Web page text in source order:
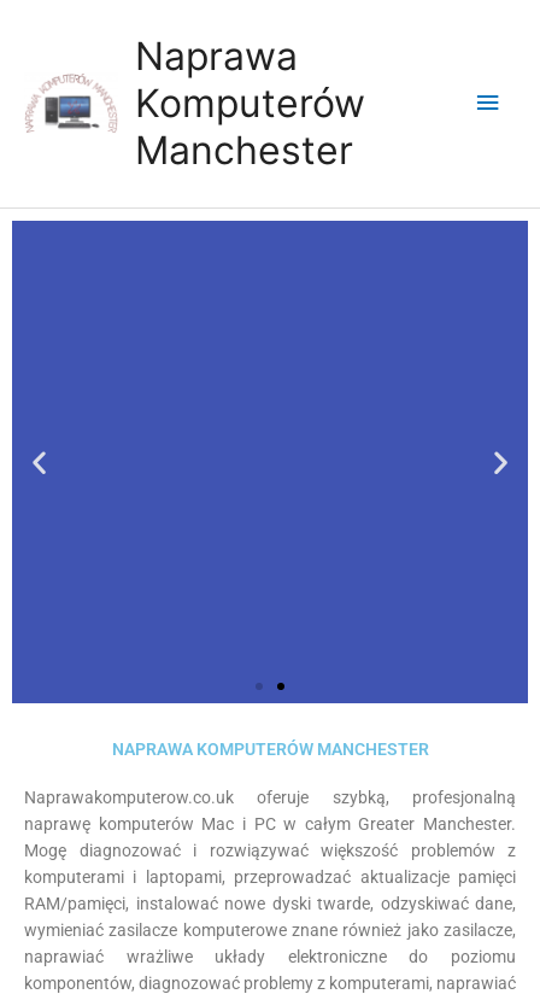
Naprawa
Komputerów
Manchester
Ważna informacja dla
W zamian uruchomiliśmy serwis
zdalny pulpit, dzięki któremu możemy
zdalnie rozwiązać problemy software
naszych klientów.
Click Here
NAPRAWA KOMPUTERÓW MANCHESTER
Naprawakomputerow.co.uk oferuje szybką, profesjonalną
naprawę komputerów Mac i PC w całym Greater Manchester.
Mogę diagnozować i rozwiązywać większość problemów z
komputerami i laptopami, przeprowadzać aktualizacje pamięci
RAM/pamięci, instalować nowe dyski twarde, odzyskiwać dane,
wymieniać zasilacze komputerowe znane również jako zasilacze,
naprawiać wrażliwe układy elektroniczne do poziomu
komponentów, diagnozować problemy z komputerami, naprawiać